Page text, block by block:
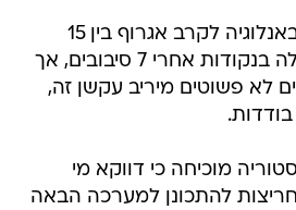
ניתן לסכם ולומר כי באנלוגיה לקרב אגרוף בין 15
סיבובים ישראל מובילה בנקודות אחרי 7 סיבובים, אך
לא פשוטים מיריב עקשן זה,
מוכיחה כי דווקא מי
להתכונן למערכה הבאה